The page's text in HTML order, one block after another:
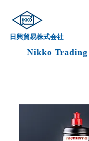
日興貿易株式会社
Nikko